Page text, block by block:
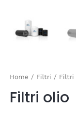
Home / Filtri / Filtri
Filtri olio